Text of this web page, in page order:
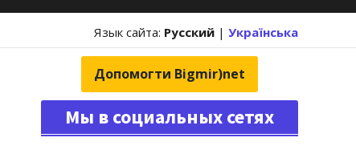
Язык сайта: Русский | Українська
Допомогти Bigmir)net
Мы в социальных сетях